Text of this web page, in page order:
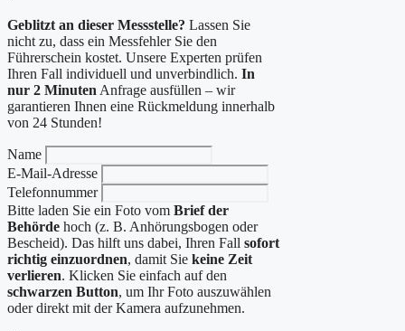
Geblitzt an dieser Messstelle? Lassen Sie
nicht zu, dass ein Messfehler Sie den
Führerschein kostet. Unsere Experten prüfen
Ihren Fall individuell und unverbindlich. In
nur 2 Minuten Anfrage ausfüllen – wir
garantieren Ihnen eine Rückmeldung innerhalb
von 24 Stunden!
Name
E-Mail-Adresse
Telefonnummer
Bitte laden Sie ein Foto vom Brief der
Behörde hoch (z. B. Anhörungsbogen oder
Bescheid). Das hilft uns dabei, Ihren Fall sofort
richtig einzuordnen, damit Sie keine Zeit
verlieren. Klicken Sie einfach auf den
schwarzen Button, um Ihr Foto auszuwählen
oder direkt mit der Kamera aufzunehmen.